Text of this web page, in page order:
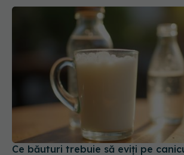
Ce băuturi trebuie să eviți pe
le înlocuiești. Adevărul despre apă
25 iul 2025, 14:41